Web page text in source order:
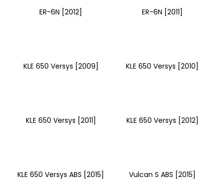
ER-6N [2012] ER-6N [2011]
KLE 650 Versys [2009] KLE 650 Versys [2010]
KLE 650 Versys [2011] KLE 650 Versys [2012]
KLE 650 Versys ABS [2015] Vulcan S ABS [2015]